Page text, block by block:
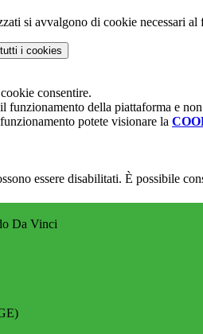
si avvalgono di cookie necessari
i cookies
consentire.
funzionamento della piattaforma e
potete visionare la
essere disabilitati. È possibile
Da Vinci